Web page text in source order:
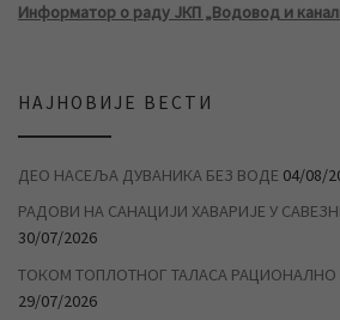
Информатор о раду ЈКП „Водовод и
НАЈНОВИЈЕ ВЕСТИ
ДЕО НАСЕЉА ДУВАНИКА БЕЗ ВОДЕ 04/08/
РАДОВИ НА САНАЦИЈИ ХАВАРИЈЕ У
30/07/2026
ТОКОМ ТОПЛОТНОГ ТАЛАСА
29/07/2026